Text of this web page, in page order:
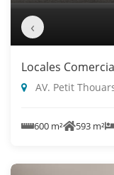
‹
Locales
AV. Petit
600 m² 593 m²